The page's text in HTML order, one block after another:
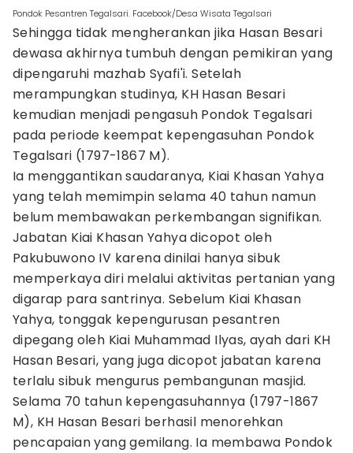
Pondok Pesantren Tegalsari. Facebook/Desa Wisata Tegalsari
Sehingga tidak mengherankan jika Hasan Besari
dewasa akhirnya tumbuh dengan pemikiran yang
dipengaruhi mazhab Syafi'i. Setelah
merampungkan studinya, KH Hasan Besari
kemudian menjadi pengasuh Pondok Tegalsari
pada periode keempat kepengasuhan Pondok
Tegalsari (1797-1867 M).
Ia menggantikan saudaranya, Kiai Khasan Yahya
yang telah memimpin selama 40 tahun namun
belum membawakan perkembangan signifikan.
Jabatan Kiai Khasan Yahya dicopot oleh
Pakubuwono IV karena dinilai hanya sibuk
memperkaya diri melalui aktivitas pertanian yang
digarap para santrinya. Sebelum Kiai Khasan
Yahya, tonggak kepengurusan pesantren
dipegang oleh Kiai Muhammad Ilyas, ayah dari KH
Hasan Besari, yang juga dicopot jabatan karena
terlalu sibuk mengurus pembangunan masjid.
Selama 70 tahun kepengasuhannya (1797-1867
M), KH Hasan Besari berhasil menorehkan
pencapaian yang gemilang. Ia membawa Pondok